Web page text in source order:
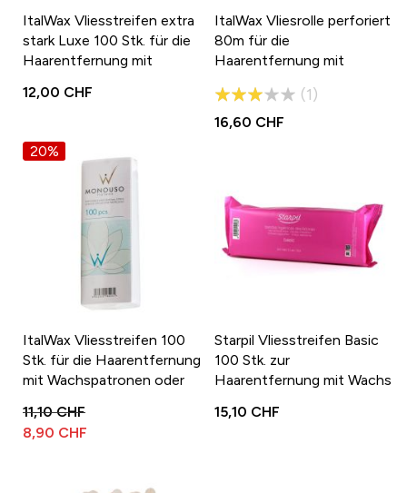
ItalWax Vliesstreifen extra
stark Luxe 100 Stk. für die
Haarentfernung mit
Sugaring
12,00 CHF
ItalWax Vliesrolle perforiert
80m für die
Haarentfernung mit
Sugaring
Bewertung:
60%
1
16,60 CHF
20%
ItalWax Vliesstreifen 100
Stk. für die Haarentfernung
mit Wachspatronen oder
8,90 CHF
11,10 CHF
Starpil Vliesstreifen Basic
100 Stk. zur
Haarentfernung mit Wachs
15,10 CHF